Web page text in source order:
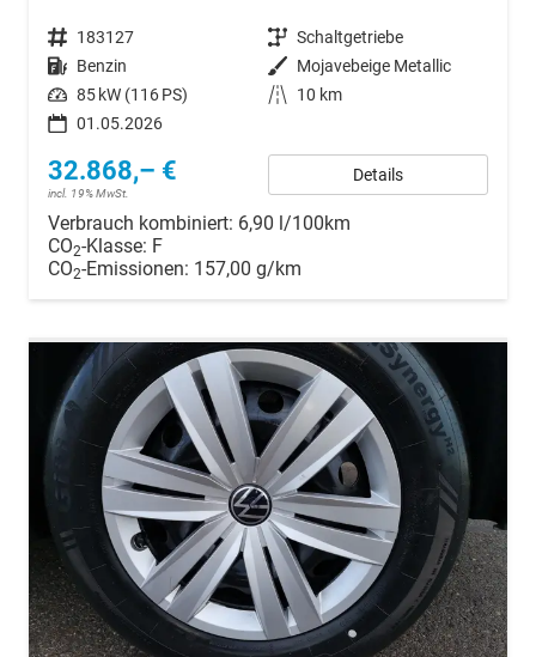
Fahrzeugnr. 183127 Getriebe Schaltgetriebe
Kraftstoff Benzin Außenfarbe Mojavebeige Metallic
Leistung 85 kW (116 PS) Kilometerstand
10 km
01.05.2026
32.868,– €
incl. 19% MwSt.
Details
Verbrauch kombiniert: 6,90 l/100km
CO2-Klasse: F
CO2-Emissionen: 157,00 g/km